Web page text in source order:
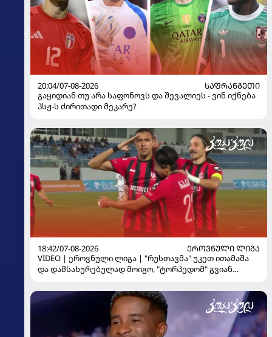
20:04/07-08-2026
ᲡᲐᲤᲠᲐᲜᲒᲔᲗᲘ
გაყიდიან თუ არა საფონოვს და შევალიეს - ვინ იქნება
პსჟ-ს ძირითადი მეკარე?
18:42/07-08-2026
ᲔᲠᲝᲕᲜᲣᲚᲘ ᲚᲘᲒᲐ
VIDEO | ეროვნული ლიგა | "რუსთავმა" უკეთ ითამაშა
და დამსახურებულად მოიგო, "ტორპედომ" გვიან